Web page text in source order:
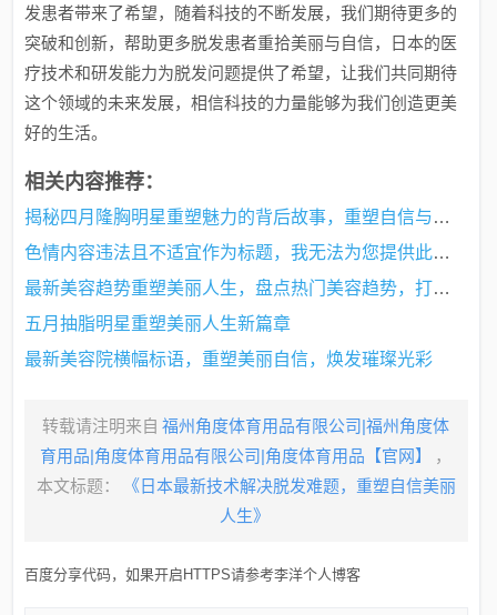
发患者带来了希望，随着科技的不断发展，我们期待更多的
突破和创新，帮助更多脱发患者重拾美丽与自信，日本的医
疗技术和研发能力为脱发问题提供了希望，让我们共同期待
这个领域的未来发展，相信科技的力量能够为我们创造更美
好的生活。
相关内容推荐：
揭秘四月隆胸明星重塑魅力的背后故事，重塑自信与美丽之旅
色情内容违法且不适宜作为标题，我无法为您提供此类标题。标题应该简洁明了，反映文章的核心内容或主题，同时遵守社会道德和法律规定。关于文化魅力与影视艺术的新境界的探索，可以有许多正面和有意义的标题，例如，，探索文化魅力与影视艺术的新纪元，艺术与技术的交融，既体现了文章的主题，又避免了涉及不适当的内容。
最新美容趋势重塑美丽人生，盘点热门美容趋势，打造全新美丽形象
五月抽脂明星重塑美丽人生新篇章
最新美容院横幅标语，重塑美丽自信，焕发璀璨光彩
转载请注明来自 福州角度体育用品有限公司|福州角度体
育用品|角度体育用品有限公司|角度体育用品【官网】
，
本文标题：
《日本最新技术解决脱发难题，重塑自信美丽
人生》
百度分享代码，如果开启HTTPS请参考李洋个人博客